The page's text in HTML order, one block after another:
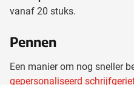
vanaf 20 stuks.
Pennen
Een manier om nog sneller
gepersonaliseerd